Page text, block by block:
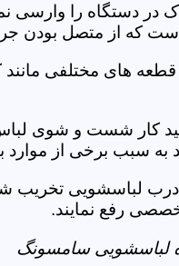
در دستگاه را وارسی
است که از متصل بودن
های مختلفی
کار شست و شوی
سبب برخی از موارد
لباسشویی تخریب
رفع نمایند.
لباسشویی سامسونگ